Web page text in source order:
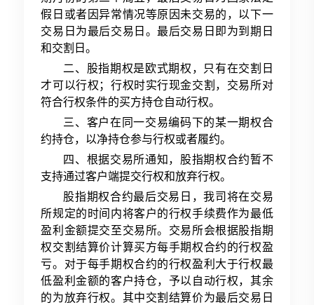
假日或者因异常情况等原因未交易的，以下一
交易日为最后交易日。最后交易日即为到期日
和交割日。
二、股指期权是欧式期权，只有在交割日
才可以行权；行权时实行现金交割，交易所对
符合行权条件的买方持仓自动行权。
三、客户在同一交易编码下的某一期权合
约持仓，以净持仓参与行权或者履约。
四、根据交易所通知，股指期权合约暂不
支持通过客户端提交行权和放弃行权。
股指期权合约最后交易日，我司将在交易
所规定的时间内将客户的行权手续费作为最低
盈利金额提交至交易所。交易所会根据股指期
权交割结算价计算买方每手期权合约的行权盈
亏。对于每手期权合约的行权盈利大于行权最
低盈利金额的客户持仓，予以自动行权，其余
的为放弃行权。其中交割结算价为最后交易日